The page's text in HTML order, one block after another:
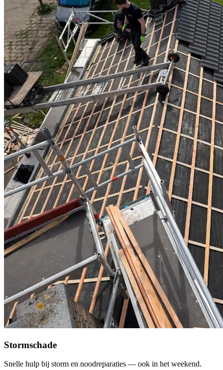
Stormschade
Snelle hulp bij storm en noodreparaties — ook in het weekend.